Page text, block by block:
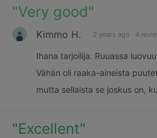
"Very good"
Kimmo H. 2 years ago · 4
Ihana tarjoilija. Ruuassa
Vähän oli raaka-aineista
mutta sellaista se joskus on,
"Excellent"